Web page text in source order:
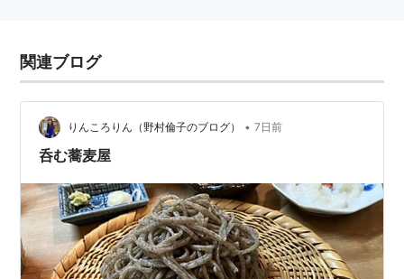
関連ブログ
りんころりん（野村倫子のブログ） • 7日前
呑む蕎麦屋